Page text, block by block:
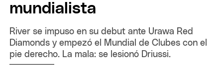
mundialista
River se impuso en su debut ante Urawa Red
Diamonds y empezó el Mundial de Clubes con el
pie derecho. La mala: se lesionó Driussi.